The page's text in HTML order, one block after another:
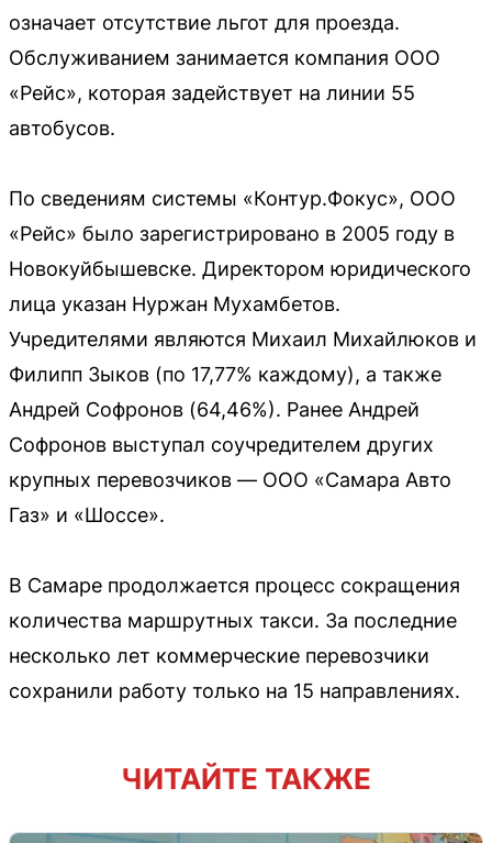
означает отсутствие льгот для проезда.
Обслуживанием занимается компания ООО
«Рейс», которая задействует на линии 55
автобусов.
По сведениям системы «Контур.Фокус», ООО
«Рейс» было зарегистрировано в 2005 году в
Новокуйбышевске. Директором юридического
лица указан Нуржан Мухамбетов.
Учредителями являются Михаил Михайлюков и
Филипп Зыков (по 17,77% каждому), а также
Андрей Софронов (64,46%). Ранее Андрей
Софронов выступал соучредителем других
крупных перевозчиков — ООО «Самара Авто
Газ» и «Шоссе».
В Самаре продолжается процесс сокращения
количества маршрутных такси. За последние
несколько лет коммерческие перевозчики
сохранили работу только на 15 направлениях.
ЧИТАЙТЕ ТАКЖЕ